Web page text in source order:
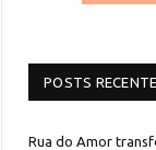
POSTS
Rua do Amor